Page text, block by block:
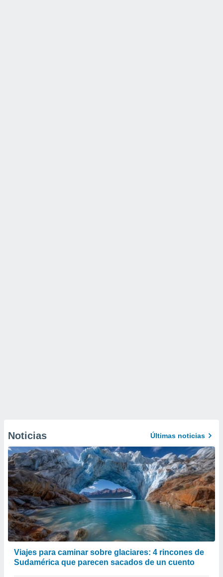
Noticias Últimas noticias
Viajes para caminar sobre glaciares: 4 rincones de
Sudamérica que parecen sacados de un cuento